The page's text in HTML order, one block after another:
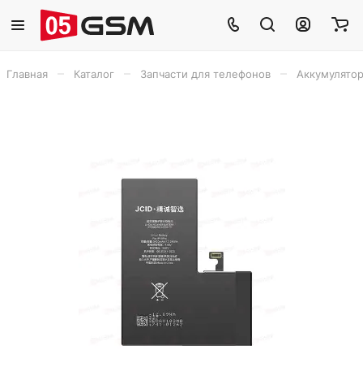
Главная Каталог Запчасти для телефонов